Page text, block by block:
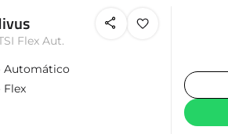
Flex Aut.
Automático
Flex